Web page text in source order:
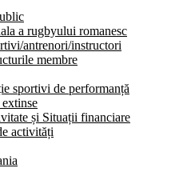
a rugbyului romanesc
antrenori/instructori
membre
sportivi de performanță
și Situații financiare
activități